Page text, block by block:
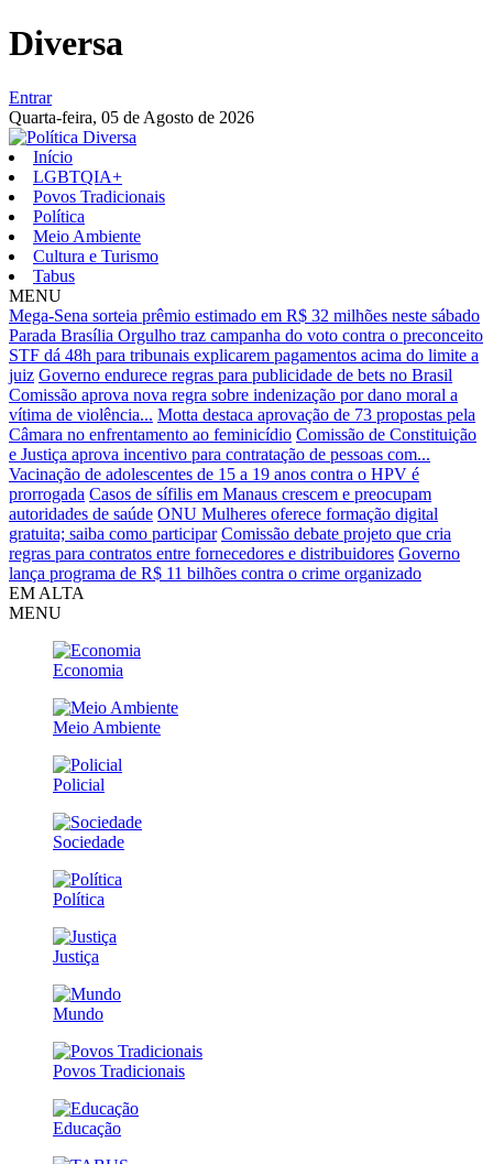
Diversa
Entrar
Quarta-feira, 05 de Agosto de 2026
Início
LGBTQIA+
Povos Tradicionais
Política
Meio Ambiente
Cultura e Turismo
Tabus
MENU
Mega-Sena sorteia prêmio estimado em R$ 32 milhões neste sábado
Parada Brasília Orgulho traz campanha do voto contra o preconceito
STF dá 48h para tribunais explicarem pagamentos acima do limite a
juiz Governo endurece regras para publicidade de bets no Brasil
Comissão aprova nova regra sobre indenização por dano moral a
vítima de violência... Motta destaca aprovação de 73 propostas pela
Câmara no enfrentamento ao feminicídio Comissão de Constituição
e Justiça aprova incentivo para contratação de pessoas com...
Vacinação de adolescentes de 15 a 19 anos contra o HPV é
prorrogada Casos de sífilis em Manaus crescem e preocupam
autoridades de saúde ONU Mulheres oferece formação digital
gratuita; saiba como participar Comissão debate projeto que cria
regras para contratos entre fornecedores e distribuidores Governo
lança programa de R$ 11 bilhões contra o crime organizado
EM ALTA
MENU
Economia
Meio Ambiente
Policial
Sociedade
Política
Justiça
Mundo
Povos Tradicionais
Educação